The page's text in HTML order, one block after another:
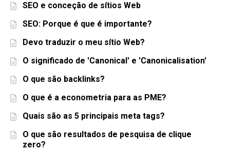
SEO e conceção de sítios Web
SEO: Porque é que é importante?
Devo traduzir o meu sítio Web?
O significado de 'Canonical' e 'Canonicalisation'
O que são backlinks?
O que é a econometria para as PME?
Quais são as 5 principais meta tags?
O que são resultados de pesquisa de clique
zero?